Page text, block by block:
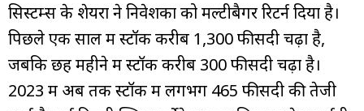
सिस्टम्स के शेयरों ने निवेशकों को मल्टीबैगर रिटर्न दिया है।
पिछले एक साल में स्टॉक करीब 1,300 फीसदी चढ़ा है,
जबकि छह महीने में स्टॉक करीब 300 फीसदी चढ़ा है।
2023 में अब तक स्टॉक में लगभग 465 फीसदी की तेजी